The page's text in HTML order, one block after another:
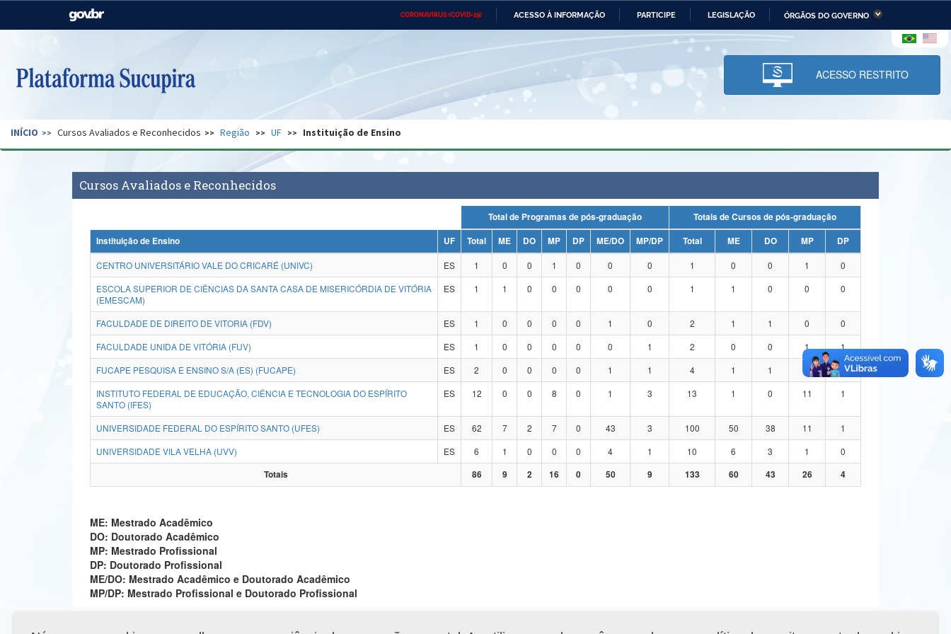
CORONAVÍRUS (COVID-19) ACESSO À INFORMAÇÃO PARTICIPE LEGISLAÇÃO ÓRGÃOS DO GOVERNO
Casa Civil Ministério das Relações Ministério da Economia Ministério da Infraestrutura
Pecuária e Abastecimento
Ministério da Ciência,
Tecnologia, Inovações e
Comunicações
Ministério do Desenvolvimento
Regional e dos Direitos Humanos
Secretaria de Governo Gabinete de Segurança Advocacia-Geral da União Banco Central do Brasil Planalto
ACESSO RESTRITO
INÍCIO Cursos Avaliados e Reconhecidos Região UF Instituição de Ensino
Cursos Avaliados e Reconhecidos
Total de Programas de pós-graduação
Totais de Cursos de pós-graduação
Instituição de Ensino
UF Total ME DO MP DP ME/DO MP/DP Total ME DO MP
DP
CENTRO UNIVERSITÁRIO VALE DO CRICARÉ (UNIVC)
ES 1 0 0 1 0 0 0 1 0 0 1
0
ESCOLA SUPERIOR DE CIÊNCIAS DA SANTA CASA DE MISERICÓRDIA DE VITÓRIA
(EMESCAM)
ES 1 1 0 0 0 0 0 1 1 0 0 0
FACULDADE DE DIREITO DE VITORIA (FDV) ES 1 0 0 0 0 1 0 2 1 1 0
0
FACULDADE UNIDA DE VITÓRIA (FUV)
ES 1 0 0 0 0 0 1 2 0 0 1
1
FUCAPE PESQUISA E ENSINO S/A (ES) (FUCAPE)
ES 2 0 0 0 0 1 1 4 1 1
1
INSTITUTO FEDERAL DE EDUCAÇÃO, CIÊNCIA E TECNOLOGIA DO ESPÍRITO
SANTO (IFES)
ES 12 0 0 8 0 1 3 13 1 0 11 1
UNIVERSIDADE FEDERAL DO ESPÍRITO SANTO (UFES) ES 62 7 2 7 0 43 3 100 50 38 11
1
UNIVERSIDADE VILA VELHA (UVV)
ES 6 1 0 0 0 4 1 10 6 3 1
0
Totais
86 9 2 16 0 50 9 133 60 43 26 4
ME: Mestrado Acadêmico
DO: Doutorado Acadêmico
MP: Mestrado Profissional
DP: Doutorado Profissional
ME/DO: Mestrado Acadêmico e Doutorado Acadêmico
MP/DP: Mestrado Profissional e Doutorado Profissional